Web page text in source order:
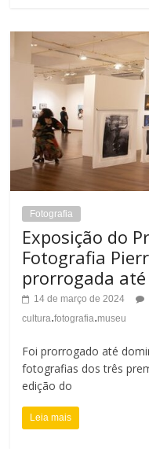
Fotografia
Exposição do
Fotografia
prorrogada
14 de março de 2024
cultura.fotografia.museu
Foi prorrogado até
fotografias dos três
edição do
Leia mais